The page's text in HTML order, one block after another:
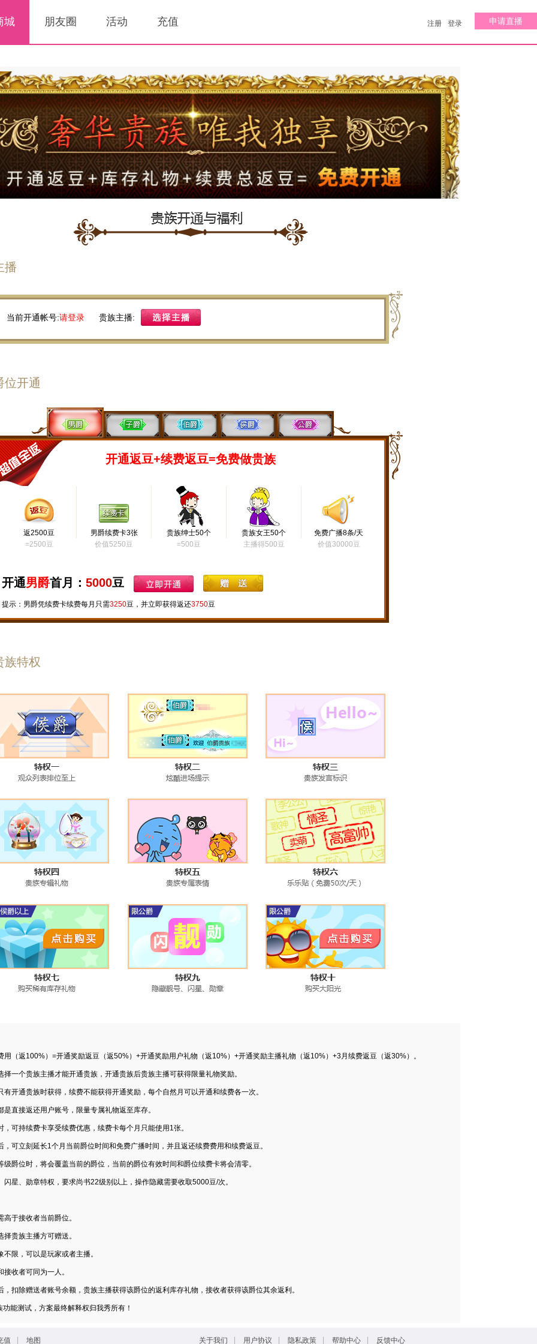
城 朋友圈 活动 充值 登录
注册 申请直播
播
当前开通帐号:请登录 贵族主播:
位开通
开通返豆+续费返豆=免费做贵族
返2500豆
=2500豆
男爵续费卡3张
价值5250豆
贵族绅士50个
=500豆
贵族女王50个
主播得500豆
免费广播8条/天
价值30000豆
开通男爵首月： 5000豆
提示：男爵凭续费卡续费每月只需3250豆，并立即获得返还3750豆
族特权
用（返100%）=开通奖励返豆（返50%）+开通奖励用户礼物（返10%）+开通奖励主播礼物（返10%）+3月续费返豆（返30%）。
择一个贵族主播才能开通贵族，开通贵族后贵族主播可获得限量礼物奖励。
有开通贵族时获得，续费不能获得开通奖励，每个自然月可以开通和续费各一次。
是直接返还用户账号，限量专属礼物返至库存。
，可持续费卡享受续费优惠，续费卡每个月只能使用1张。
，可立刻延长1个月当前爵位时间和免费广播时间，并且返还续费费用和续费返豆。
级爵位时，将会覆盖当前的爵位，当前的爵位有效时间和爵位续费卡将会清零。
闪星、勋章特权，要求尚书22级别以上，操作隐藏需要收取5000豆/次。
高于接收者当前爵位。
择贵族主播方可赠送。
不限，可以是玩家或者主播。
接收者可同为一人。
，扣除赠送者账号余额，贵族主播获得该爵位的返利库存礼物，接收者获得该爵位其余返利。
能测试，方案最终解释权归我秀所有！
值 地图 关于我们 用户协议 隐私政策 帮助中心 反馈中心